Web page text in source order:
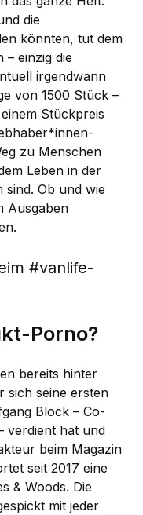
die
könnten, tut dem
einzig die
irgendwann
von 1500 Stück –
Stückpreis
zu Menschen
Leben in der
Ob und wie
Ausgaben
Porno?
bereits hinter
sich seine ersten
Block – Co-
verdient hat und
beim Magazin
seit 2017 eine
& Woods. Die
mit jeder